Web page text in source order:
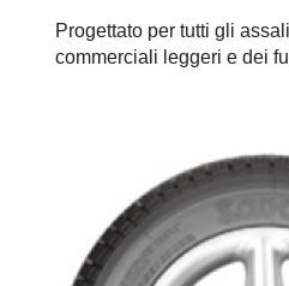
Progettato per tutti gli
commerciali leggeri e dei